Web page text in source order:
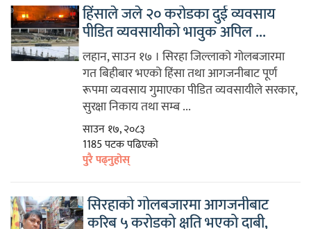
हिंसाले जले २० करोडका दुई व्यवसाय
पीडित व्यवसायीको भावुक अपिल ...
लहान, साउन १७ । सिरहा जिल्लाको गोलबजारमा
गत बिहीबार भएको हिंसा तथा आगजनीबाट पूर्ण
रूपमा व्यवसाय गुमाएका पीडित व्यवसायीले सरकार,
सुरक्षा निकाय तथा सम्ब ...
साउन १७, २०८३
1185 पटक पढिएको
पुरै पढ्नुहोस्
सिरहाको गोलबजारमा आगजनीबाट
करिब ५ करोडको क्षति भएको दाबी,